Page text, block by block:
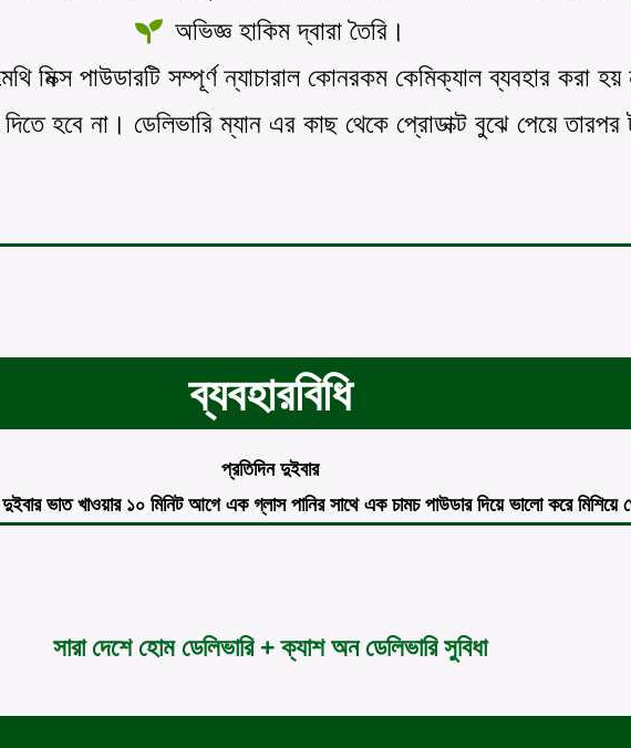
অভিজ্ঞ হাকিম দ্বারা তৈরি।
মিক্স পাউডারটি সম্পূর্ণ ন্যাচারাল কোনরকম কেমিক্যাল ব্যবহার করা
হবে না। ডেলিভারি ম্যান এর কাছ থেকে প্রোডাক্ট বুঝে পেয়ে তারপর
ব্যবহারবিধি
প্রতিদিন দুইবার
ভাত খাওয়ার ১০ মিনিট আগে এক গ্লাস পানির সাথে এক চামচ পাউডার দিয়ে ভালো করে মিশিয়ে
সারা দেশে হোম ডেলিভারি + ক্যাশ অন ডেলিভারি সুবিধা